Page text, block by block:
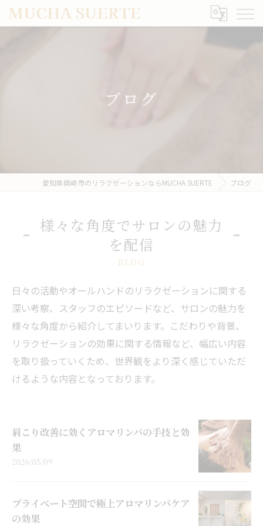
ブログ
愛知県岡崎市のリラクゼーションならMUCHA SUERTE ブログ
様々な角度でサロンの魅力
を配信
BLOG
日々の活動やオールハンドのリラクゼーションに関する
深い考察、スタッフのエピソードなど、サロンの魅力を
様々な角度から紹介してまいります。こだわりや背景、
リラクゼーションの効果に関する情報など、幅広い内容
を取り扱っていくため、世界観をより深く感じていただ
けるような内容となっております。
肩こり改善に効くアロマリンパの手技と効
果
2026/05/09
プライベート空間で極上アロマリンパケア
の効果